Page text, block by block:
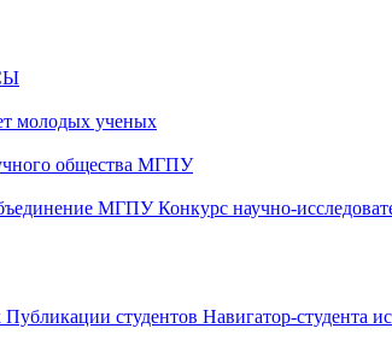
молодых ученых
общества МГПУ
МГПУКонкурс научно-
Публикации студентов Навигатор-студента